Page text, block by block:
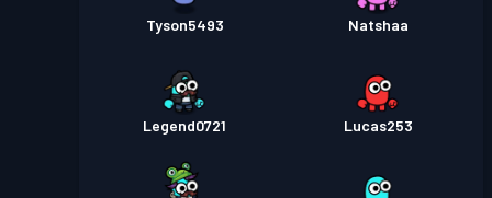
Tyson5493 Natshaa
Legend0721 Lucas253